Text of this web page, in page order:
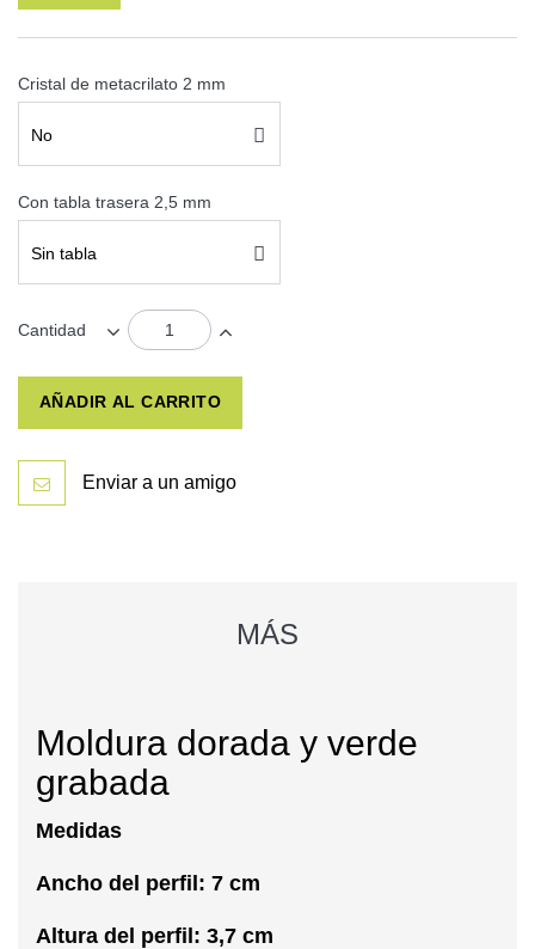
Cristal de metacrilato 2 mm
No
Con tabla trasera 2,5 mm
Sin tabla
Cantidad
AÑADIR AL CARRITO
Enviar a un amigo
MÁS
Moldura dorada y verde
grabada
Medidas
Ancho del perfil: 7 cm
Altura del perfil: 3,7 cm